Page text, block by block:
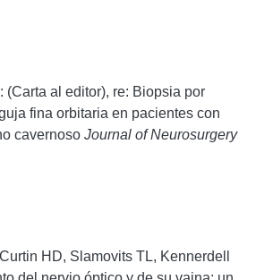
(Carta al editor), re: Biopsia por
fina orbitaria en pacientes con
cavernoso Journal of Neurosurgery
HD, Slamovits TL, Kennerdell